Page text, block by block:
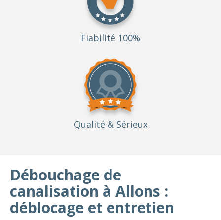
Fiabilité 100%
Qualité & Sérieux
Débouchage de
canalisation à Allons :
déblocage et entretien